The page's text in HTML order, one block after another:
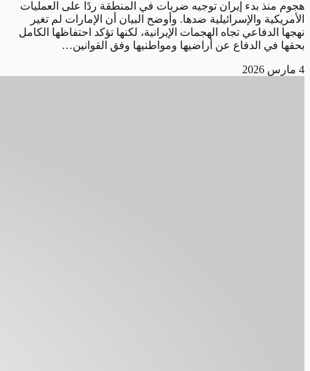
هجوم منذ بدء إيران توجيه ضربات في المنطقة ردًا على العمليات
الأمريكية والإسرائيلية ضدها. وأوضح البيان أن الإمارات لم تغير
نهجها الدفاعي تجاه الهجمات الإيرانية، لكنها تؤكد احتفاظها الكامل
بحقها في الدفاع عن أراضيها ومواطنيها وفق القوانين…
4 مارس 2026